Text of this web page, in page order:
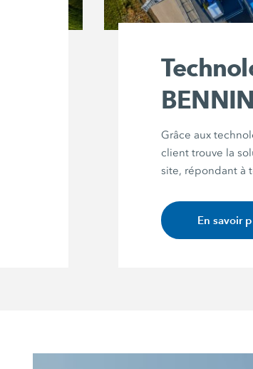
Grâce aux
client trouve la
site, répondant à
En savoir